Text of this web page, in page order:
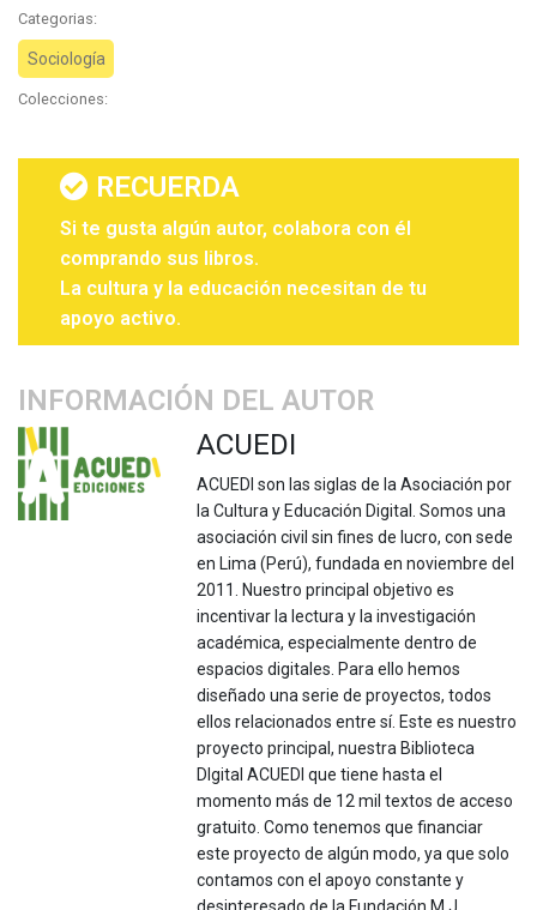
Categorias:
Sociología
Colecciones:
RECUERDA
Si te gusta algún autor, colabora con él
comprando sus libros.
La cultura y la educación necesitan de tu
apoyo activo.
INFORMACIÓN DEL AUTOR
ACUEDI
ACUEDI son las siglas de la Asociación por
la Cultura y Educación Digital. Somos una
asociación civil sin fines de lucro, con sede
en Lima (Perú), fundada en noviembre del
2011. Nuestro principal objetivo es
incentivar la lectura y la investigación
académica, especialmente dentro de
espacios digitales. Para ello hemos
diseñado una serie de proyectos, todos
ellos relacionados entre sí. Este es nuestro
proyecto principal, nuestra Biblioteca
DIgital ACUEDI que tiene hasta el
momento más de 12 mil textos de acceso
gratuito. Como tenemos que financiar
este proyecto de algún modo, ya que solo
contamos con el apoyo constante y